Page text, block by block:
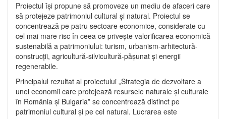
Proiectul își propune să promoveze un mediu de afaceri care
să protejeze patrimoniul cultural și natural. Proiectul se
concentrează pe patru sectoare economice, considerate cu
cel mai mare risc în ceea ce privește valorificarea economică
sustenabilă a patrimoniului: turism, urbanism-arhitectură-
construcții, agricultură-silvicultură-pășunat și energii
regenerabile.
Principalul rezultat al proiectului „Strategia de dezvoltare a
unei economii care protejează resursele naturale și culturale
în România și Bulgaria” se concentrează distinct pe
patrimoniul cultural și pe cel natural. Lucrarea este